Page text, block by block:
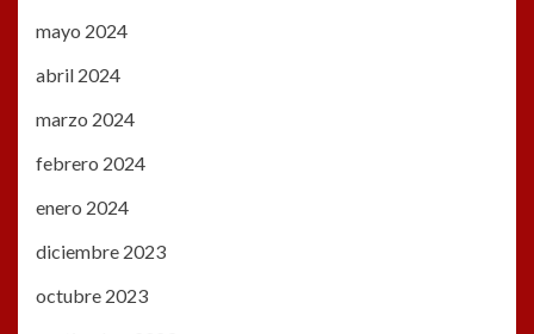
mayo 2024
abril 2024
marzo 2024
febrero 2024
enero 2024
diciembre 2023
octubre 2023